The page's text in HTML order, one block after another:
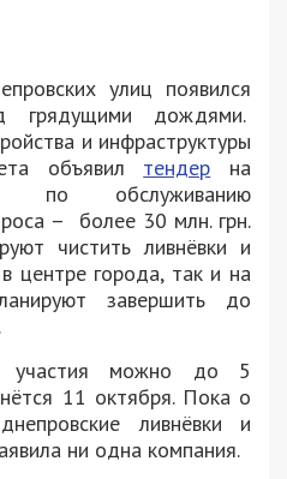
улиц появился
грядущими дождями.
и инфраструктуры
объявил тендер на
по обслуживанию
– более 30 млн. грн.
чистить ливнёвки и
центре города, так и на
завершить до
участия можно до 5
11 октября. Пока о
ливнёвки и
ни одна компания.